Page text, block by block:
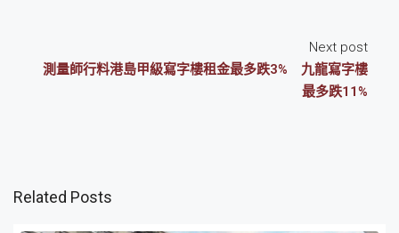
Next post
測量師行料港島甲級寫字樓租金最多跌3% 九龍寫字樓
最多跌11%
Related Posts